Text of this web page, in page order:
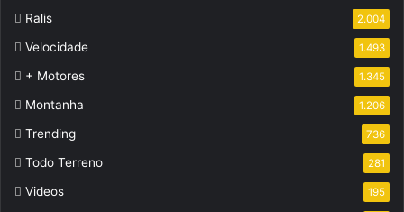
Ralis 2.004
Velocidade 1.493
+ Motores 1.345
Montanha 1.206
Trending 736
Todo Terreno 281
Videos 195